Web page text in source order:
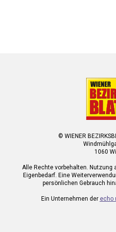
© WIENER
1060
Alle Rechte vorbehalten.
Eigenbedarf. Eine
persönlichen Gebrauch
Ein Unternehmen der echo